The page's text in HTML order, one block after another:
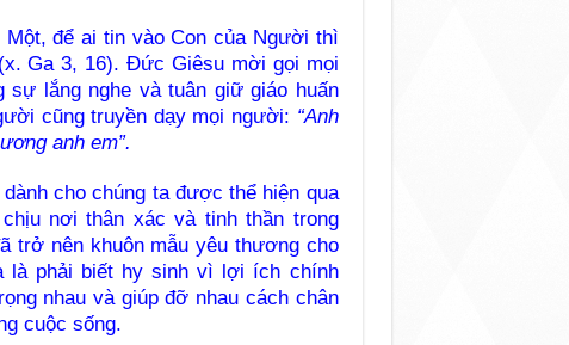
Một, để ai tin vào Con của Người thì
Ga 3, 16). Đức Giêsu mời gọi mọi
sự lắng nghe và tuân giữ giáo huấn
cũng truyền dạy mọi người: “Anh
anh em”.
cho chúng ta được thể hiện qua
nơi thân xác và tinh thần trong
trở nên khuôn mẫu yêu thương cho
là phải biết hy sinh vì lợi ích chính
nhau và giúp đỡ nhau cách chân
cuộc sống.